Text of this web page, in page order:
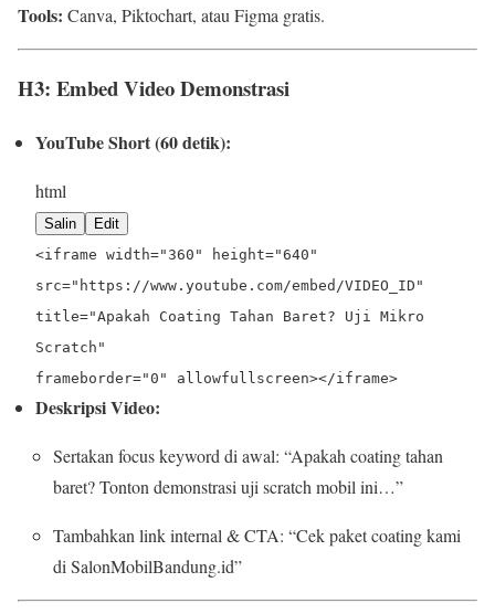
Tools: Canva, Piktochart, atau Figma gratis.
H3: Embed Video Demonstrasi
YouTube Short (60 detik):
html
Salin
Edit
<iframe width="360" height="640"
src="https://www.youtube.com/embed/VIDEO_ID"
title="Apakah Coating Tahan Baret? Uji Mikro
Scratch"
frameborder="0" allowfullscreen></iframe>
Deskripsi Video:
Sertakan focus keyword di awal: “Apakah coating tahan
baret? Tonton demonstrasi uji scratch mobil ini…”
Tambahkan link internal & CTA: “Cek paket coating kami
di SalonMobilBandung.id”